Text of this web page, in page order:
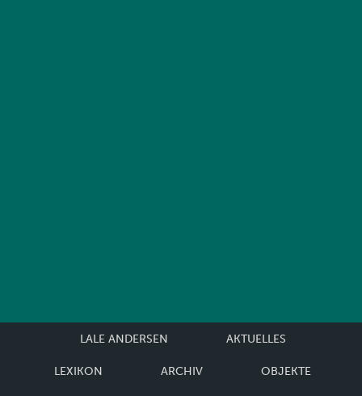
LALE ANDERSEN AKTUELLES
LEXIKON ARCHIV OBJEKTE